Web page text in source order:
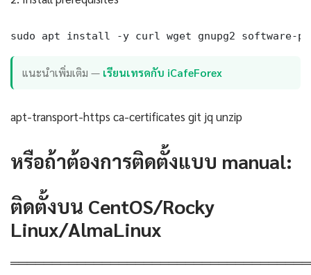
sudo apt install -y curl wget gnupg2 software-
แนะนำเพิ่มเติม — เรียนเทรดกับ iCafeForex
apt-transport-https ca-certificates git jq unzip
หรือถ้าต้องการติดตั้งแบบ manual:
ติดตั้งบน CentOS/Rocky
Linux/AlmaLinux